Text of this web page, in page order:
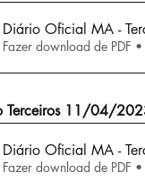
Diário Oficial MA -
Fazer download de PDF
Terceiros 11/04/
Diário Oficial MA -
Fazer download de PDF